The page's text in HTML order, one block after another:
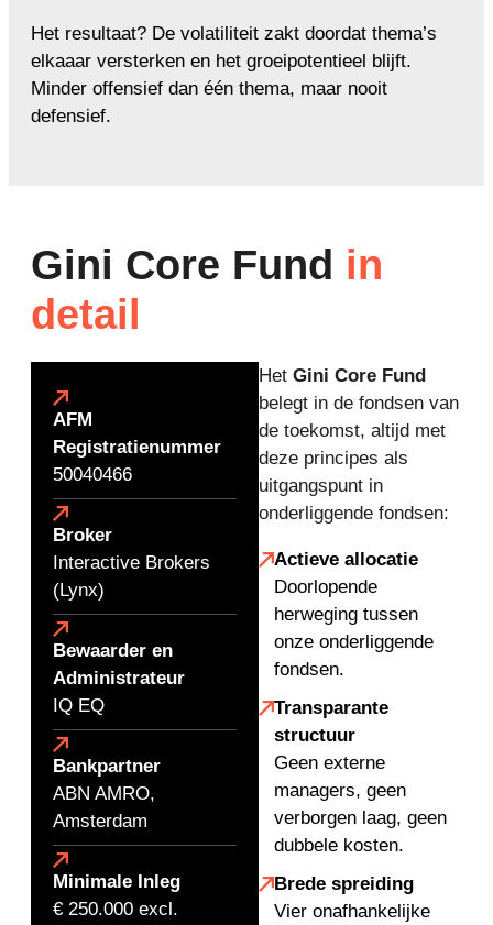
Het resultaat? De volatiliteit zakt doordat thema’s
elkaaar versterken en het groeipotentieel blijft.
Minder offensief dan één thema, maar nooit
defensief.
Gini Core Fund in
detail
AFM
Registratienummer
50040466
Broker
Interactive Brokers
(Lynx)
Bewaarder en
Administrateur
IQ EQ
Bankpartner
ABN AMRO,
Amsterdam
Minimale Inleg
€ 250.000 excl.
Het Gini Core Fund
belegt in de fondsen van
de toekomst, altijd met
deze principes als
uitgangspunt in
onderliggende fondsen:
Actieve allocatie
Doorlopende
herweging tussen
onze onderliggende
fondsen.
Transparante
structuur
Geen externe
managers, geen
verborgen laag, geen
dubbele kosten.
Brede spreiding
Vier onafhankelijke